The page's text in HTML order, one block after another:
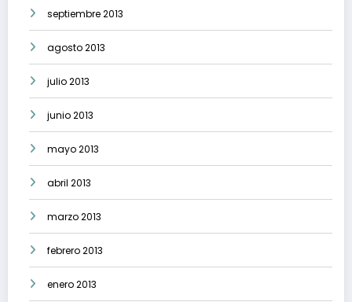
septiembre 2013
agosto 2013
julio 2013
junio 2013
mayo 2013
abril 2013
marzo 2013
febrero 2013
enero 2013